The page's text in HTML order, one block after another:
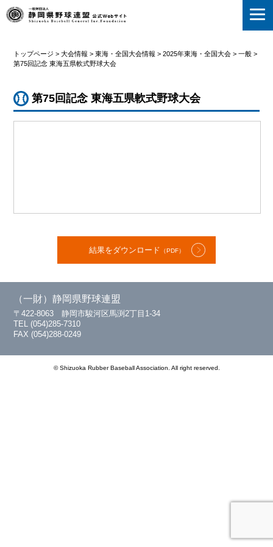
静岡県野球連盟
トップページ >大会情報 >東海・全国大会情報 >2025年東海・全国大会 >一般 >
第75回記念 東海五県軟式野球大会
第75回記念 東海五県軟式野球大会
結果をダウンロード （PDF）
（一財）静岡県野球連盟
〒422-8063 静岡市駿河区馬渕2丁目1-34
TEL (054)285-7310
FAX (054)288-0249
© Shizuoka Rubber Baseball Association. All right reserved.